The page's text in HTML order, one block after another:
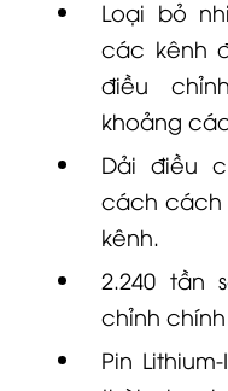
Loại bỏ
các kênh
điều
khoảng
Dải điều
cách cách
kênh.
2.240 tần
chỉnh
Pin